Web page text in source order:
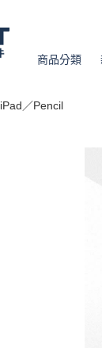
商品分類
iPad／Pencil